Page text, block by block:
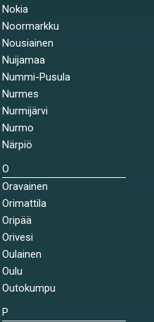
Nokia
Noormarkku
Nousiainen
Nuijamaa
Nummi-Pusula
Nurmes
Nurmijärvi
Nurmo
Närpiö
O
Oravainen
Orimattila
Oripää
Orivesi
Oulainen
Oulu
Outokumpu
P